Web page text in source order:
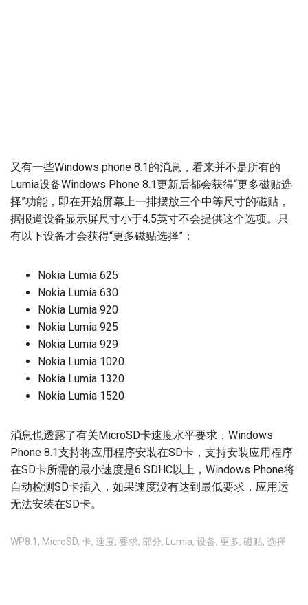
又有一些Windows phone 8.1的消息，看来并不是所有的
Lumia设备Windows Phone 8.1更新后都会获得“更多磁贴选
择”功能，即在开始屏幕上一排摆放三个中等尺寸的磁贴，
据报道设备显示屏尺寸小于4.5英寸不会提供这个选项。只
有以下设备才会获得“更多磁贴选择”：
Nokia Lumia 625
Nokia Lumia 630
Nokia Lumia 920
Nokia Lumia 925
Nokia Lumia 929
Nokia Lumia 1020
Nokia Lumia 1320
Nokia Lumia 1520
消息也透露了有关MicroSD卡速度水平要求，Windows
Phone 8.1支持将应用程序安装在SD卡，支持安装应用程序
在SD卡所需的最小速度是6 SDHC以上，Windows Phone将
自动检测SD卡插入，如果速度没有达到最低要求，应用运
无法安装在SD卡。
WP8.1 , MicroSD, 卡, 速度, 要求, 部分, Lumia, 设备, 更多, 磁贴, 选择